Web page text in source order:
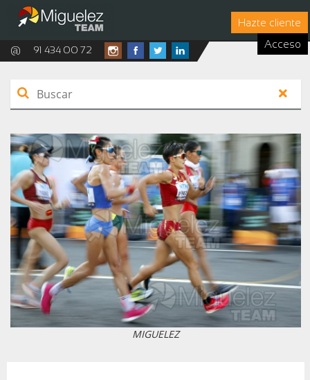
Hazte cliente
Acceso
@ 91 434 00 72
MIGUELEZ